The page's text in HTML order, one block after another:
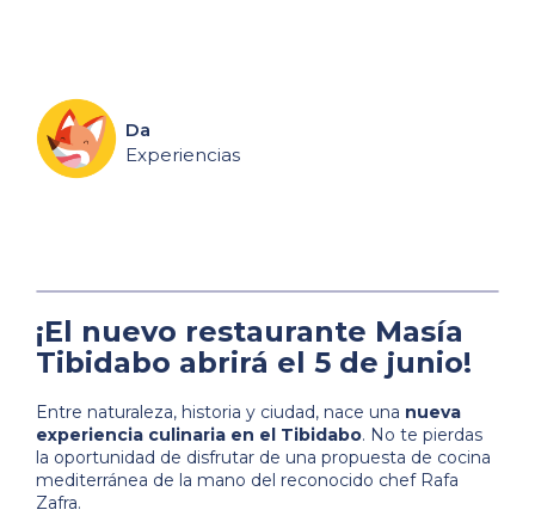
Da
Experiencias
¡El nuevo restaurante Masía
Tibidabo abrirá el 5 de junio!
Entre naturaleza, historia y ciudad, nace una nueva
experiencia culinaria en el Tibidabo. No te pierdas
la oportunidad de disfrutar de una propuesta de cocina
mediterránea de la mano del reconocido chef Rafa
Zafra.